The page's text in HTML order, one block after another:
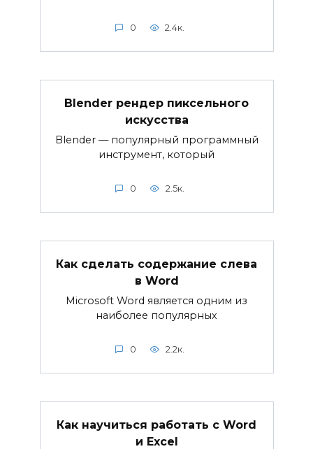
0 2.4к.
Blender рендер пиксельного
искусства
Blender — популярный программный
инструмент, который
0 2.5к.
Как сделать содержание слева
в Word
Microsoft Word является одним из
наиболее популярных
0 2.2к.
Как научиться работать с Word
и Excel